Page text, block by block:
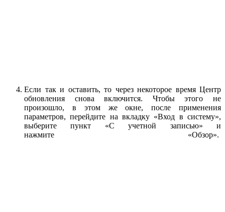
Если так и оставить, то через некоторое время Центр
обновления снова включится. Чтобы этого не
произошло, в этом же окне, после применения
параметров, перейдите на вкладку «Вход в систему»,
выберите пункт «С учетной записью» и
нажмите «Обзор».